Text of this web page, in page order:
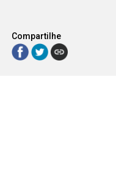
Compartilhe